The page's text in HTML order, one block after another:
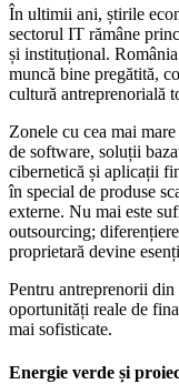
În ultimii ani, știrile
sectorul IT rămâne
și instituțional.
muncă bine pregătită,
cultură antreprenorială
Zonele cu cea mai
de software, soluții
cibernetică și aplicații
în special de produse
externe. Nu mai este
outsourcing;
proprietară devine
Pentru antreprenorii
oportunități reale de
mai sofisticate.
Energie verde și